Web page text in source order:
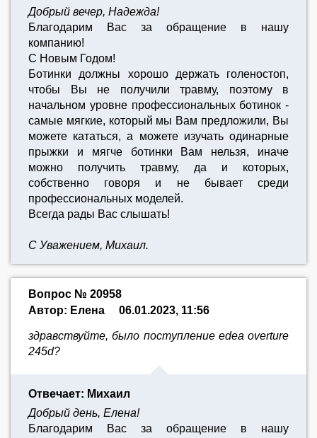
Добрый вечер, Надежда!
Благодарим Вас за обращение в нашу
компанию!
С Новым Годом!
Ботинки должны хорошо держать голеностоп,
чтобы Вы не получили травму, поэтому в
начальном уровне профессиональных ботинок -
самые мягкие, который мы Вам предложили, Вы
можете кататься, а можете изучать одинарные
прыжки и мягче ботинки Вам нельзя, иначе
можно получить травму, да и которых,
собственно говоря и не бывает среди
профессиональных моделей.
Всегда рады Вас слышать!
С Уважением, Михаил.
Вопрос № 20958
Автор: Елена
06.01.2023, 11:56
здравствуйте, было поступление edea overture
245d?
Отвечает: Михаил
Добрый день, Елена!
Благодарим Вас за обращение в нашу